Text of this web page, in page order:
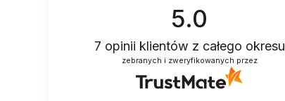
5.0
7 opinii klientów z całego okresu
zebranych i zweryfikowanych przez